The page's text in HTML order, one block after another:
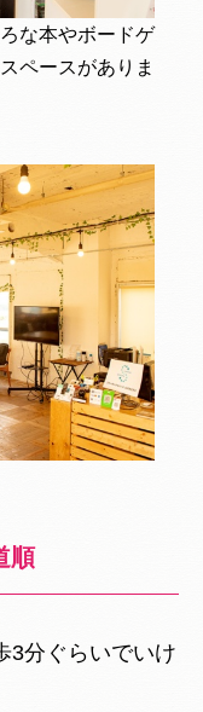
な本やボードゲ
ペースがありま
順
3分ぐらいでいけ